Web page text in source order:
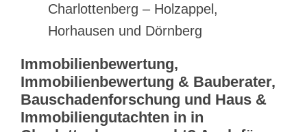
Charlottenberg – Holzappel,
Horhausen und Dörnberg
Immobilienbewertung,
Immobilienbewertung & Bauberater,
Bauschadenforschung und Haus &
Immobiliengutachten in in